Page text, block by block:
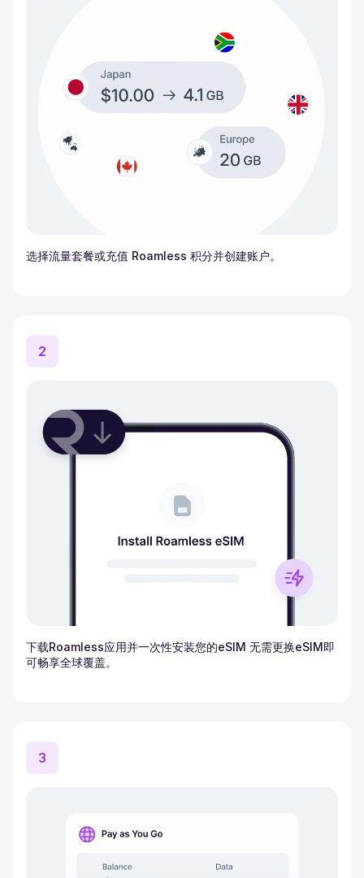
选择流量套餐或充值 Roamless 积分并创建账户。
2
下载Roamless应用并一次性安装您的eSIM 无需更换eSIM即
可畅享全球覆盖。
3